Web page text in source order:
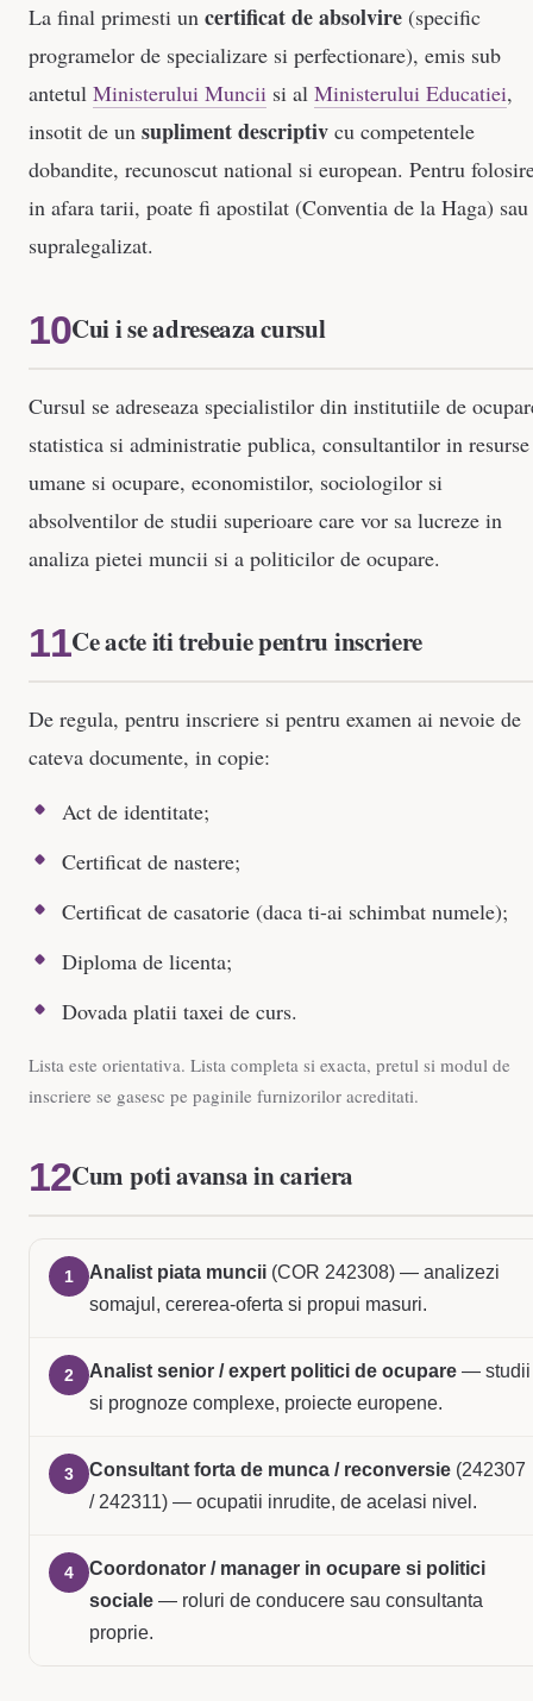
La final primesti un certificat de absolvire (specific
programelor de specializare si perfectionare), emis sub
antetul Ministerului Muncii si al Ministerului Educatiei,
insotit de un supliment descriptiv cu competentele
dobandite, recunoscut national si european. Pentru
in afara tarii, poate fi apostilat (Conventia de la Haga) sau
supralegalizat.
Cui i se adreseaza cursul
Cursul se adreseaza specialistilor din institutiile de
statistica si administratie publica, consultantilor in resurse
umane si ocupare, economistilor, sociologilor si
absolventilor de studii superioare care vor sa lucreze in
analiza pietei muncii si a politicilor de ocupare.
Ce acte iti trebuie pentru inscriere
De regula, pentru inscriere si pentru examen ai nevoie de
cateva documente, in copie:
Act de identitate;
Certificat de nastere;
Certificat de casatorie (daca ti-ai schimbat numele);
Diploma de licenta;
Dovada platii taxei de curs.
Lista este orientativa. Lista completa si exacta, pretul si modul de
inscriere se gasesc pe paginile furnizorilor acreditati.
Cum poti avansa in cariera
1 Analist piata muncii (COR 242308) — analizezi
somajul, cererea-oferta si propui masuri.
2 Analist senior / expert politici de ocupare — studii
si prognoze complexe, proiecte europene.
3 Consultant forta de munca / reconversie (242307
/ 242311) — ocupatii inrudite, de acelasi nivel.
4
Coordonator / manager in ocupare si politici
sociale — roluri de conducere sau consultanta
proprie.